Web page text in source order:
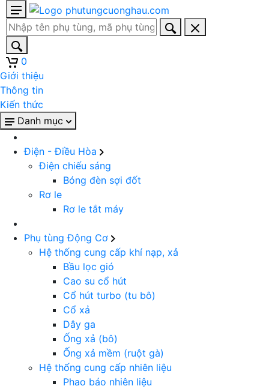
0
Giới thiệu
Thông tin
Kiến thức
Danh mục
Điện - Điều Hòa
Điện chiếu sáng
Bóng đèn sợi đốt
Rơ le
Rơ le tắt máy
Phụ tùng Động Cơ
Hệ thống cung cấp khí nạp, xả
Bầu lọc gió
Cao su cổ hút
Cổ hút turbo (tu bô)
Cổ xả
Dây ga
Ống xả (bô)
Ống xả mềm (ruột gà)
Hệ thống cung cấp nhiên liệu
Phao báo nhiên liệu